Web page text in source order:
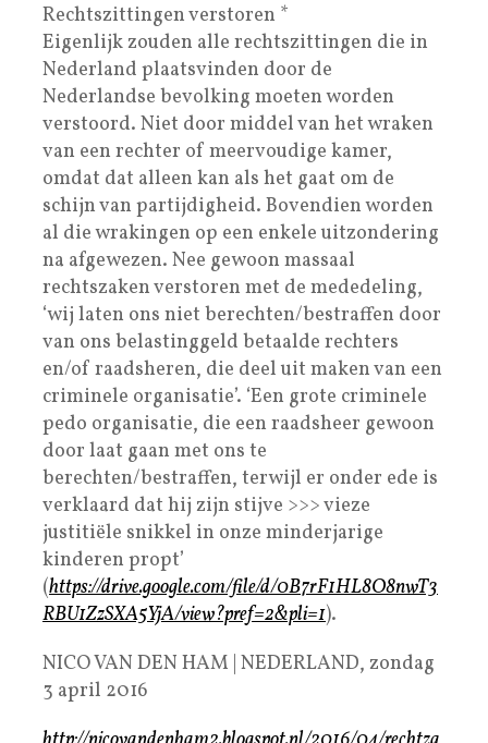
Rechtszittingen verstoren *
Eigenlijk zouden alle rechtszittingen die in
Nederland plaatsvinden door de
Nederlandse bevolking moeten worden
verstoord. Niet door middel van het wraken
van een rechter of meervoudige kamer,
omdat dat alleen kan als het gaat om de
schijn van partijdigheid. Bovendien worden
al die wrakingen op een enkele uitzondering
na afgewezen. Nee gewoon massaal
rechtszaken verstoren met de mededeling,
‘wij laten ons niet berechten/bestraffen door
van ons belastinggeld betaalde rechters
en/of raadsheren, die deel uit maken van een
criminele organisatie’. ‘Een grote criminele
pedo organisatie, die een raadsheer gewoon
door laat gaan met ons te
berechten/bestraffen, terwijl er onder ede is
verklaard dat hij zijn stijve >>> vieze
justitiële snikkel in onze minderjarige
kinderen propt’
(https://drive.google.com/file/d/0B7rF1HL8O8nwT3
RBU1ZzSXA5YjA/view?pref=2&pli=1).
NICO VAN DEN HAM | NEDERLAND, zondag
3 april 2016